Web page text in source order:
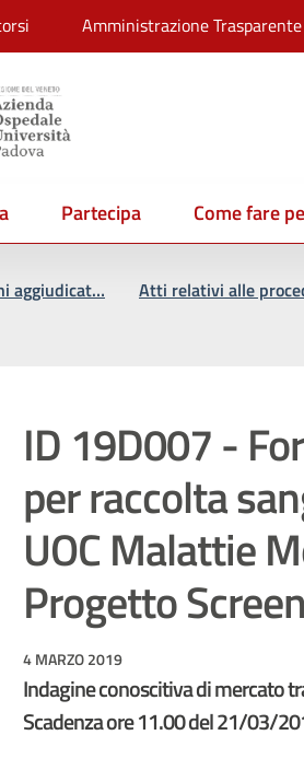
Amministrazione Trasparente
Partecipa Come fare
aggiudicat… Atti relativi alle
ID 19D007 -
per raccolta
UOC Malattie
Progetto
4 MARZO 2019
Indagine conoscitiva di mercato
Scadenza ore 11.00 del 21/03/